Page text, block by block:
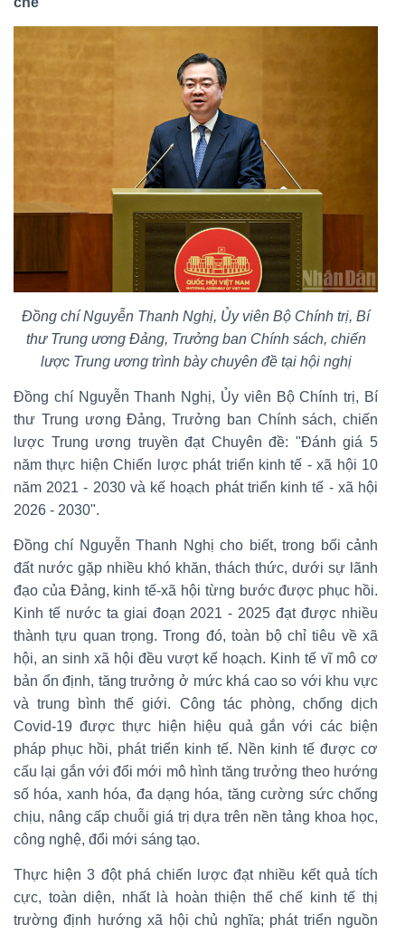
Đồng chí Nguyễn Thanh Nghị, Ủy viên Bộ Chính trị, Bí
thư Trung ương Đảng, Trưởng ban Chính sách, chiến
lược Trung ương trình bày chuyên đề tại hội nghị
Đồng chí Nguyễn Thanh Nghị, Ủy viên Bộ Chính trị, Bí
thư Trung ương Đảng, Trưởng ban Chính sách, chiến
lược Trung ương truyền đạt Chuyên đề: "Đánh giá 5
năm thực hiện Chiến lược phát triển kinh tế - xã hội 10
năm 2021 - 2030 và kế hoạch phát triển kinh tế - xã hội
2026 - 2030".
Đồng chí Nguyễn Thanh Nghị cho biết, trong bối cảnh
đất nước gặp nhiều khó khăn, thách thức, dưới sự lãnh
đạo của Đảng, kinh tế-xã hội từng bước được phục hồi.
Kinh tế nước ta giai đoạn 2021 - 2025 đạt được nhiều
thành tựu quan trọng. Trong đó, toàn bộ chỉ tiêu về xã
hội, an sinh xã hội đều vượt kế hoạch. Kinh tế vĩ mô cơ
bản ổn định, tăng trưởng ở mức khá cao so với khu vực
và trung bình thế giới. Công tác phòng, chống dịch
Covid-19 được thực hiện hiệu quả gắn với các biện
pháp phục hồi, phát triển kinh tế. Nền kinh tế được cơ
cấu lại gắn với đổi mới mô hình tăng trưởng theo hướng
số hóa, xanh hóa, đa dạng hóa, tăng cường sức chống
chịu, nâng cấp chuỗi giá trị dựa trên nền tảng khoa học,
công nghệ, đổi mới sáng tạo.
Thực hiện 3 đột phá chiến lược đạt nhiều kết quả tích
cực, toàn diện, nhất là hoàn thiện thể chế kinh tế thị
trường định hướng xã hội chủ nghĩa; phát triển nguồn